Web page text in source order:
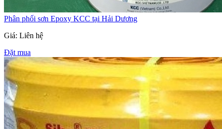
Phân phối sơn Epoxy KCC tại Hải Dương
Giá: Liên hệ
Đặt mua